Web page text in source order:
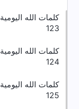
كلمات الله
123
كلمات الله
124
كلمات الله
125